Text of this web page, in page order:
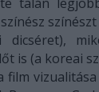
dicséret),
is (a koreai
film